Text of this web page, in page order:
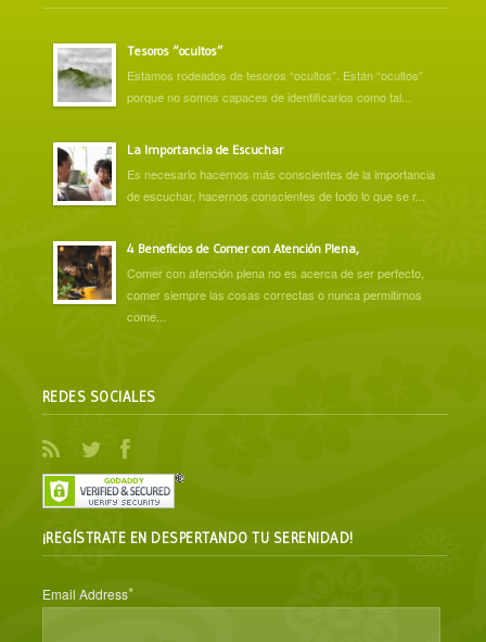
Tesoros “ocultos”
Estamos rodeados de tesoros “ocultos”. Están “ocultos”
porque no somos capaces de identificarlos como tal...
La Importancia de Escuchar
Es necesario hacernos más conscientes de la importancia
de escuchar, hacernos conscientes de todo lo que se r...
4 Beneficios de Comer con Atención Plena,
Comer con atención plena no es acerca de ser perfecto,
comer siempre las cosas correctas o nunca permitirnos
come...
REDES SOCIALES
¡REGÍSTRATE EN DESPERTANDO TU SERENIDAD!
Email Address*